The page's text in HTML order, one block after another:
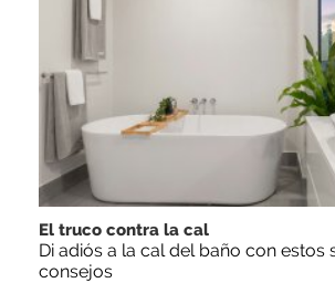
El truco contra la cal
Di adiós a la cal del baño con estos
consejos